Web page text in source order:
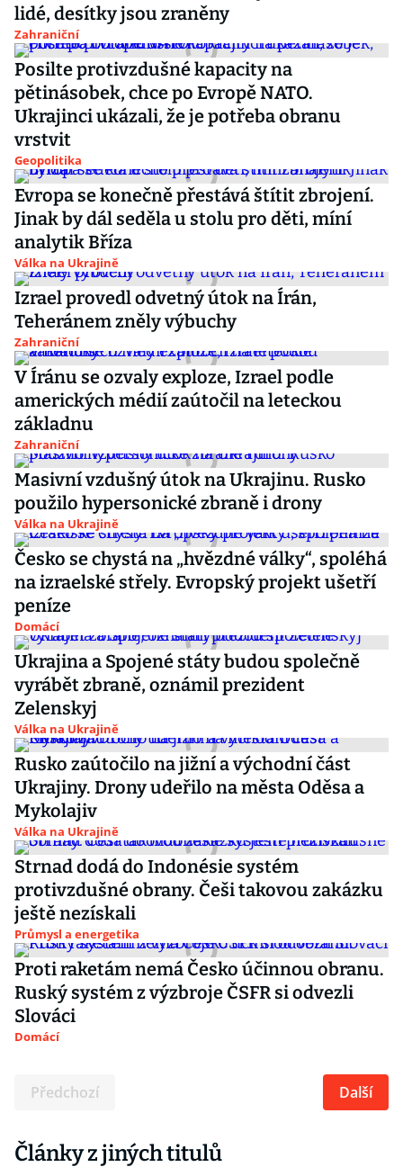
lidé, desítky jsou zraněny
Zahraniční
Posilte protivzdušné kapacity na
pětinásobek, chce po Evropě NATO.
Ukrajinci ukázali, že je potřeba obranu
vrstvit
Geopolitika
Evropa se konečně přestává štítit zbrojení.
Jinak by dál seděla u stolu pro děti, míní
analytik Bříza
Válka na Ukrajině
Izrael provedl odvetný útok na Írán,
Teheránem zněly výbuchy
Zahraniční
V Íránu se ozvaly exploze, Izrael podle
amerických médií zaútočil na leteckou
základnu
Zahraniční
Masivní vzdušný útok na Ukrajinu. Rusko
použilo hypersonické zbraně i drony
Válka na Ukrajině
Česko se chystá na „hvězdné války“, spoléhá
na izraelské střely. Evropský projekt ušetří
peníze
Domácí
Ukrajina a Spojené státy budou společně
vyrábět zbraně, oznámil prezident
Zelenskyj
Válka na Ukrajině
Rusko zaútočilo na jižní a východní část
Ukrajiny. Drony udeřilo na města Oděsa a
Mykolajiv
Válka na Ukrajině
Strnad dodá do Indonésie systém
protivzdušné obrany. Češi takovou zakázku
ještě nezískali
Průmysl a energetika
Proti raketám nemá Česko účinnou obranu.
Ruský systém z výzbroje ČSFR si odvezli
Slováci
Domácí
Předchozí Další
Články z jiných titulů